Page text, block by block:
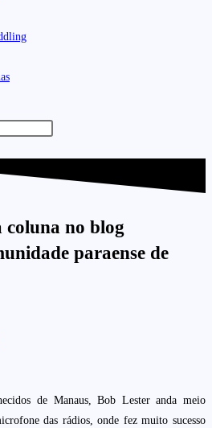
coluna no blog
paraense de
de Manaus, Bob Lester anda meio
das rádios, onde fez muito sucesso